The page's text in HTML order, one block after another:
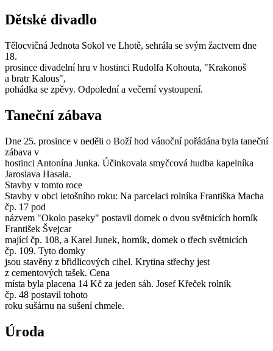
Dětské divadlo
Tělocvičná Jednota Sokol ve Lhotě, sehrála se svým žactvem dne
18.
prosince divadelní hru v hostinci Rudolfa Kohouta, "Krakonoš
a bratr Kalous",
pohádka se zpěvy. Odpolední a večerní vystoupení.
Taneční zábava
Dne 25. prosince v neděli o Boží hod vánoční pořádána byla taneční
zábava v
hostinci Antonína Junka. Účinkovala smyčcová hudba kapelníka
Jaroslava Hasala.
Stavby v tomto roce
Stavby v obci letošního roku: Na parcelaci rolníka Františka Macha
čp. 17 pod
názvem "Okolo paseky" postavil domek o dvou světnicích horník
František Švejcar
mající čp. 108, a Karel Junek, horník, domek o třech světnicích
čp. 109. Tyto domky
jsou stavěny z břidlicových cihel. Krytina střechy jest
z cementových tašek. Cena
místa byla placena 14 Kč za jeden sáh. Josef Křeček rolník
čp. 48 postavil tohoto
roku sušárnu na sušení chmele.
Úroda